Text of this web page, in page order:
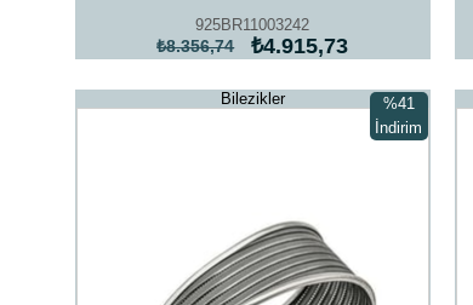
925BR11003242
₺4.915,73
₺8.356,74
Bilezikler
%41
İndirim